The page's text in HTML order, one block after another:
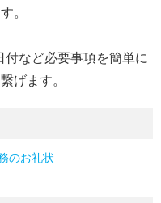
。
など必要事項を簡単に
げます。
のお礼状